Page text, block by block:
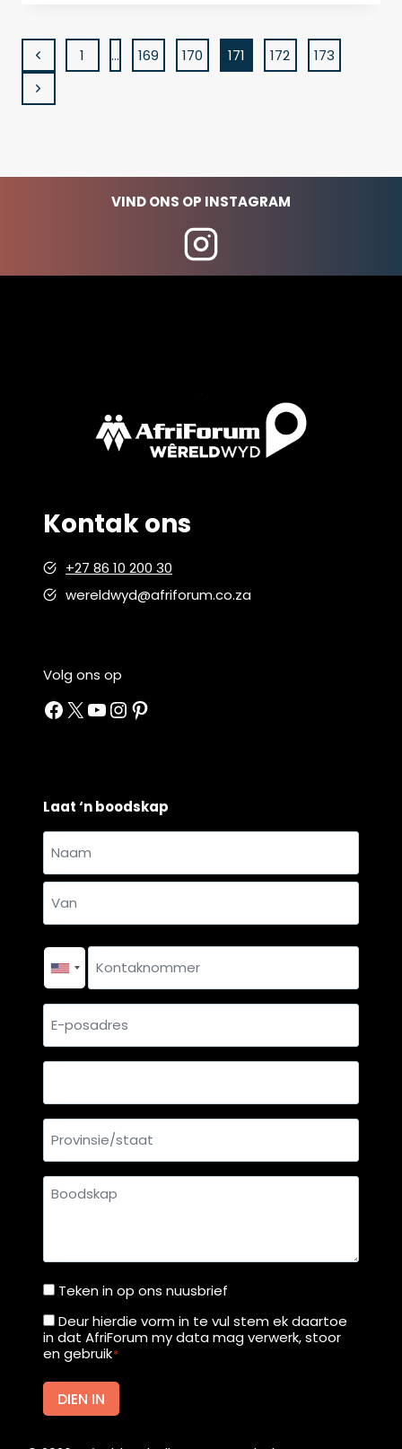
PAGE
NAVIGATION
Previous
Page
1 … 169 170 171 172
173
Next
VIND ONS OP INSTAGRAM
Kontak ons
+27 86 10 200 30
wereldwyd@afriforum.co.za
Volg ons op
Facebook
X YouTube
Instagram
Pinterest
Laat ‘n boodskap
Naam
Kontaknommer
posadres
Provinsie/staat
Boodskap
Teken
in
op
ons
nuusbrief
Teken in op ons nuusbrief
Deur
hierdie
te
Deur hierdie vorm in te vul stem ek daartoe
in dat AfriForum my data mag verwerk, stoor
en gebruik*
DIEN IN